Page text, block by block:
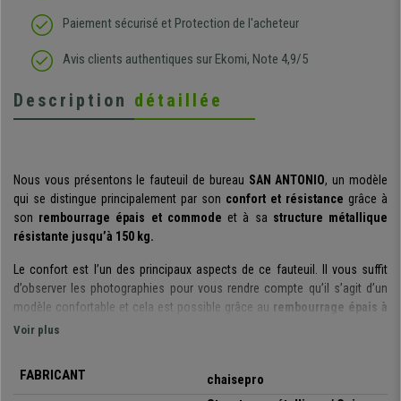
Paiement sécurisé et Protection de l'acheteur
Avis clients authentiques sur Ekomi, Note 4,9/5
Description détaillée
Nous vous présentons le fauteuil de bureau SAN ANTONIO, un modèle
qui se distingue principalement par son confort et résistance grâce à
son rembourrage épais et commode et à sa structure métallique
résistante jusqu’à 150 kg.
Le confort est l’un des principaux aspects de ce fauteuil. Il vous suffit
d’observer les photographies pour vous rendre compte qu’il s’agit d’un
modèle confortable et cela est possible grâce au rembourrage épais à
double couche de l’assise et du dossier
mécanisme basculant à balancement
Voir plus
FABRICANT
chaisepro